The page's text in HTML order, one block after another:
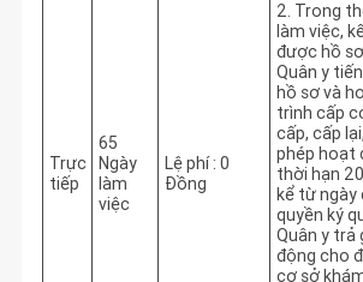
Trực
tiếp
65
Ngày
làm
việc
Lệ phí : 0
Đồng
2. Trong
làm việc,
được hồ
Quân y
hồ sơ và
trình cấp
cấp, cấp
phép hoạt
thời hạn
kể từ ngày
quyền ký
Quân y trả
động cho
cơ sở